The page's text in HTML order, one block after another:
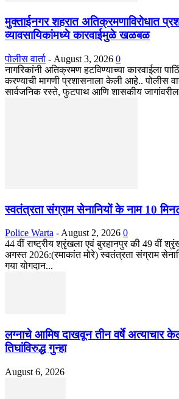
मुक्ताईनगर शहरात अतिक्रमणाविरोधात
व्यावसायिकांमध्ये कारवाईमुळे खळबळ
पोलीस वार्ता - August 3, 2026 0
नागरिकांनी अतिक्रमण हटविण्याच्या कारवाईला
करण्याची मागणी प्रशासनाला केली आहे.. पोलीस
सार्वजनिक रस्ते, फुटपाथ आणि शासकीय जागांवरील
स्वतंत्रता संग्राम सेनानियों के नाम 10
Police Warta -August 2, 2026 0
44 वीं राष्ट्रीय श्रृंखला एवं बुरहानपुर की 49 वीं
अगस्त 2026:(रमाकांत मोरे) स्वतंत्रता संग्राम
गया योगदान...
लग्नाचे आमिष दाखवून तीन वर्षे अत्याचार
तिघांविरुद्ध गुन्हा
August 6, 2026